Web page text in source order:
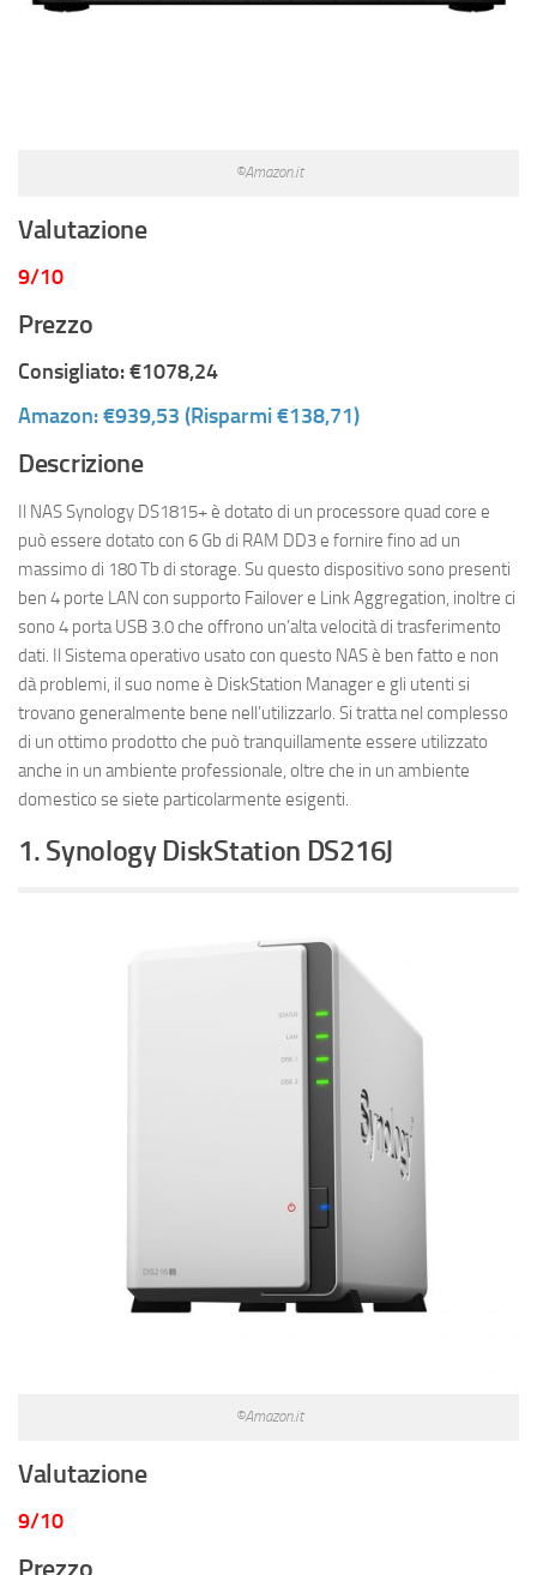
©Amazon.it
Valutazione
9/10
Prezzo
Consigliato: €1078,24
Amazon: €939,53 (Risparmi €138,71)
Descrizione
Il NAS Synology DS1815+ è dotato di un processore quad core e
può essere dotato con 6 Gb di RAM DD3 e fornire fino ad un
massimo di 180 Tb di storage. Su questo dispositivo sono presenti
ben 4 porte LAN con supporto Failover e Link Aggregation, inoltre ci
sono 4 porta USB 3.0 che offrono un’alta velocità di trasferimento
dati. Il Sistema operativo usato con questo NAS è ben fatto e non
dà problemi, il suo nome è DiskStation Manager e gli utenti si
trovano generalmente bene nell’utilizzarlo. Si tratta nel complesso
di un ottimo prodotto che può tranquillamente essere utilizzato
anche in un ambiente professionale, oltre che in un ambiente
domestico se siete particolarmente esigenti.
1. Synology DiskStation DS216J
©Amazon.it
Valutazione
9/10
Prezzo